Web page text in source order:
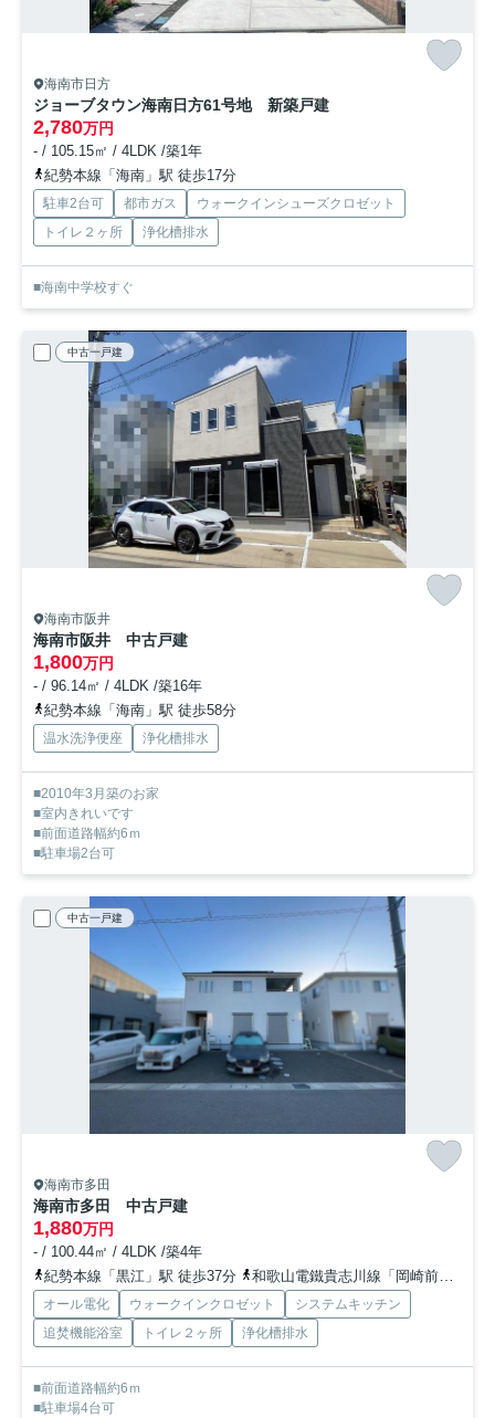
海南市日方
ジョーブタウン海南日方61号地 新築戸建
2,780万円
- / 105.15㎡ / 4LDK /築1年
紀勢本線「海南」駅 徒歩17分
駐車2台可 都市ガス
ウォークインシューズクロゼット
トイレ２ヶ所
浄化槽排水
■海南中学校すぐ
中古一戸建
海南市阪井
海南市阪井 中古戸建
1,800万円
- / 96.14㎡ / 4LDK /築16年
紀勢本線「海南」駅 徒歩58分
温水洗浄便座 浄化槽排水
■2010年3月築のお家
■室内きれいです
■前面道路幅約6ｍ
■駐車場2台可
中古一戸建
海南市多田
海南市多田 中古戸建
1,880万円
- / 100.44㎡ / 4LDK /築4年
紀勢本線「黒江」駅 徒歩37分
和歌山電鐵貴志川線「岡崎前」駅 徒歩45分
オール電化 ウォークインクロゼット
システムキッチン
追焚機能浴室
トイレ２ヶ所 浄化槽排水
■前面道路幅約6ｍ
■駐車場4台可